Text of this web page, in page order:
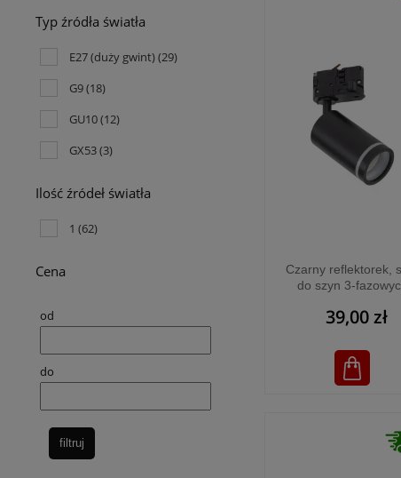
Typ źródła światła
E27 (duży gwint)(29)
G9(18)
GU10(12)
GX53(3)
Ilość źródeł światła
1 (62)
Cena
od
do
filtruj
Czarny reflektorek,
do szyn 3-
RING BLACK -
39,00 zł